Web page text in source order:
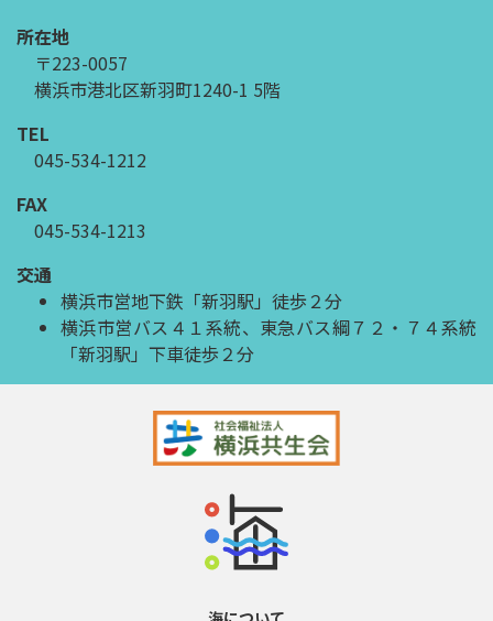
所在地
〒223-0057
横浜市港北区新羽町1240-1 5階
TEL
045-534-1212
FAX
045-534-1213
交通
横浜市営地下鉄「新羽駅」徒歩２分
横浜市営バス４１系統、東急バス綱７２・７４系統
「新羽駅」下車徒歩２分